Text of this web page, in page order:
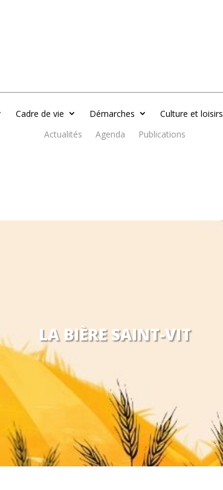
Cadre de vie Démarches Culture et loisirs
Actualités
Agenda Publications
LA BIÈRE SAINT-VIT